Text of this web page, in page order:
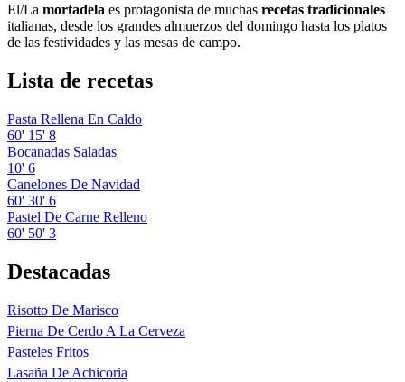
El/La mortadela es protagonista de muchas recetas tradicionales
italianas, desde los grandes almuerzos del domingo hasta los platos
de las festividades y las mesas de campo.
Lista de recetas
Pasta Rellena En Caldo
60' 15' 8
Bocanadas Saladas
10' 6
Canelones De Navidad
60' 30' 6
Pastel De Carne Relleno
60' 50' 3
Destacadas
Risotto De Marisco
Pierna De Cerdo A La Cerveza
Pasteles Fritos
Lasaña De Achicoria